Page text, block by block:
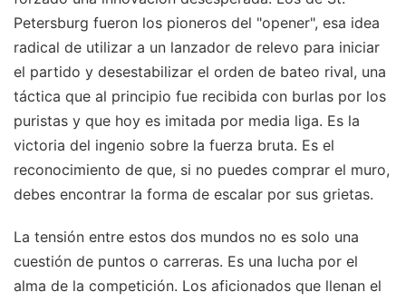
Petersburg fueron los pioneros del "opener", esa idea
radical de utilizar a un lanzador de relevo para iniciar
el partido y desestabilizar el orden de bateo rival, una
táctica que al principio fue recibida con burlas por los
puristas y que hoy es imitada por media liga. Es la
victoria del ingenio sobre la fuerza bruta. Es el
reconocimiento de que, si no puedes comprar el muro,
debes encontrar la forma de escalar por sus grietas.
La tensión entre estos dos mundos no es solo una
cuestión de puntos o carreras. Es una lucha por el
alma de la competición. Los aficionados que llenan el